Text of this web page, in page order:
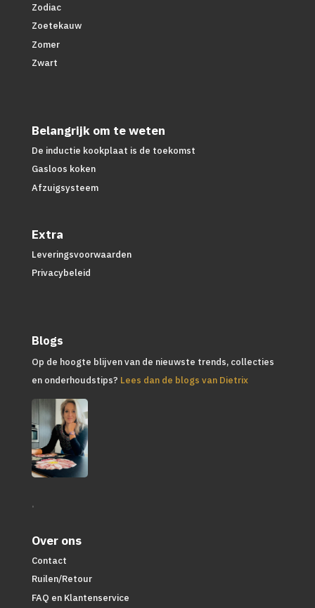
Zodiac
Zoetekauw
Zomer
Zwart
Belangrijk om te weten
De inductie kookplaat is de toekomst
Gasloos koken
Afzuigsysteem
Extra
Leveringsvoorwaarden
Privacybeleid
Blogs
Op de hoogte blijven van de nieuwste trends, collecties
en onderhoudstips? Lees dan de blogs van Dietrix
.
Over ons
Contact
Ruilen/Retour
FAQ en Klantenservice